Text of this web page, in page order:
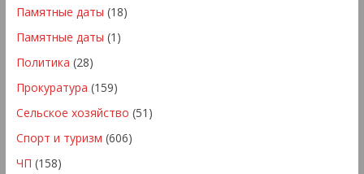
Памятные даты (18)
Памятные даты (1)
Политика (28)
Прокуратура (159)
Сельское хозяйство (51)
Спорт и туризм (606)
ЧП (158)